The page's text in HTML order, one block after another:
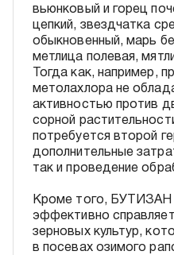
вьюнковый и горец
цепкий, звездчатка
обыкновенный, марь
метлица полевая,
Тогда как, например,
метолахлора не
активностью против
сорной
потребуется второй
дополнительные
так и проведение
Кроме того, БУТИЗАН
эффективно
зерновых культур,
в посевах озимого